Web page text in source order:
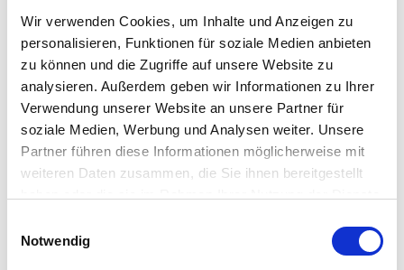
Wir verwenden Cookies, um Inhalte und Anzeigen zu
personalisieren, Funktionen für soziale Medien anbieten
zu können und die Zugriffe auf unsere Website zu
analysieren. Außerdem geben wir Informationen zu Ihrer
Verwendung unserer Website an unsere Partner für
soziale Medien, Werbung und Analysen weiter. Unsere
Partner führen diese Informationen möglicherweise mit
weiteren Daten zusammen, die Sie ihnen bereitgestellt
Notwendig
SOZIALVERSICHERUNG LOHNABRECHNUNG
Fokus: Payroll-Fragen zu
Sozialversicherungen
Lohnabrechnung und